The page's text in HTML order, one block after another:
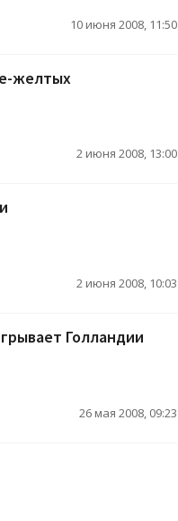
10 июня 2008, 11:50
желтых
2 июня 2008, 13:00
2 июня 2008, 10:03
Голландии
26 мая 2008, 09:23